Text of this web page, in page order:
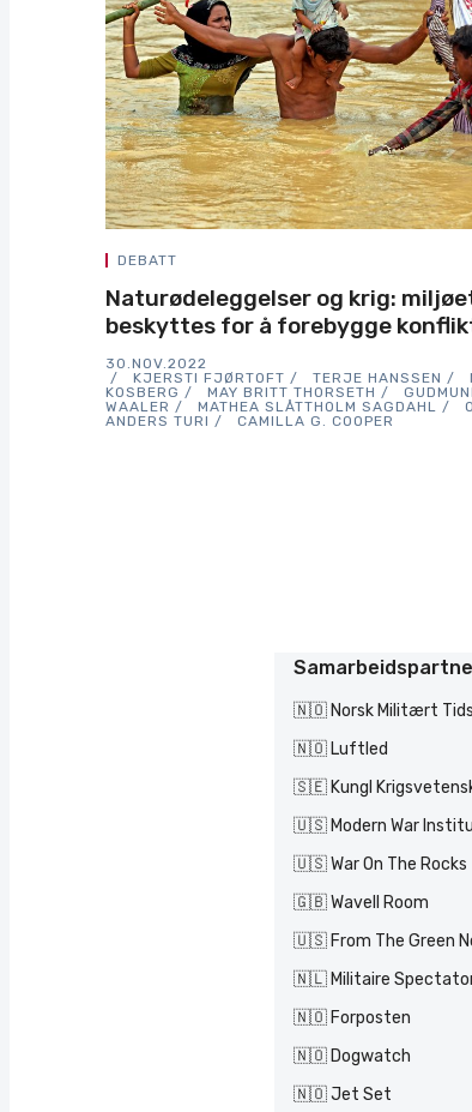
DEBATT
Naturødeleggelser og krig:
beskyttes for å forebygge
30.NOV.2022
KJERSTI FJØRTOFT
TERJE HANSSEN
KOSBERG
MAY BRITT THORSETH
WAALER
MATHEA SLÅTTHOLM SAGDAHL
ANDERS TURI
CAMILLA G. COOPER
🇳🇴 Norsk Militært
🇳🇴 Luftled
🇸🇪 Kungl
🇺🇸 Modern War
🇺🇸 War On The Rocks
🇬🇧 Wavell Room
🇺🇸 From The Green
🇳🇱 Militaire
🇳🇴 Forposten
🇳🇴 Dogwatch
🇳🇴 Jet Set